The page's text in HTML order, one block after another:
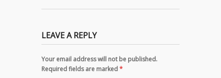
LEAVE A REPLY
Your email address will not be published.
Required fields are marked*